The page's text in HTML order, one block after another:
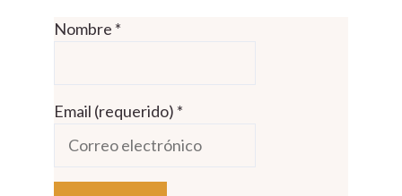
Nombre *
Email (requerido) *